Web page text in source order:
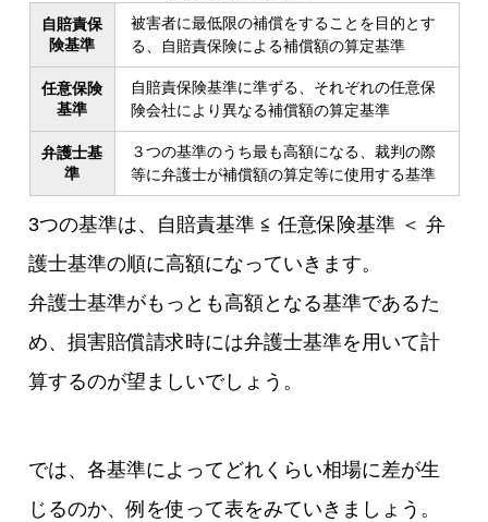
自賠責保
険基準
被害者に最低限の補償をすることを目的とす
る、自賠責保険による補償額の算定基準
任意保険
基準
自賠責保険基準に準ずる、それぞれの任意保
険会社により異なる補償額の算定基準
弁護士基
準
３つの基準のうち最も高額になる、裁判の際
等に弁護士が補償額の算定等に使用する基準
3つの基準は、自賠責基準 ≦ 任意保険基準 ＜ 弁
護士基準の順に高額になっていきます。
弁護士基準がもっとも高額となる基準であるた
め、損害賠償請求時には弁護士基準を用いて計
算するのが望ましいでしょう。
では、各基準によってどれくらい相場に差が生
じるのか、例を使って表をみていきましょう。